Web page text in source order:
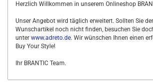
Herzlich Willkommen in unserem Onlineshop
Unser Angebot wird täglich erweitert. Sollten Sie
Wunschartikel noch nicht finden, besuchen Sie
unter www.adreto.de. Wir wünschen Ihnen einen
Buy Your Style!
Ihr BRANTIC Team.